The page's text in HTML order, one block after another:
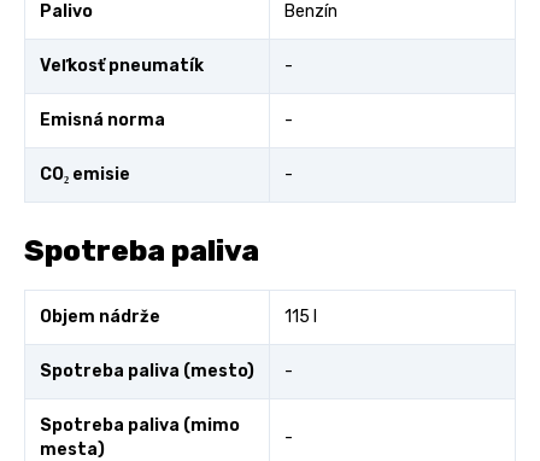
Palivo Benzín
Veľkosť pneumatík -
Emisná norma -
CO₂ emisie -
Spotreba paliva
Objem nádrže 115 l
Spotreba paliva (mesto) -
Spotreba paliva (mimo
mesta)
-